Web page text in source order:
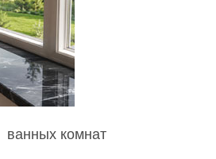
ванных комнат